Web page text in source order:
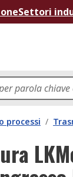
Settori
processi /